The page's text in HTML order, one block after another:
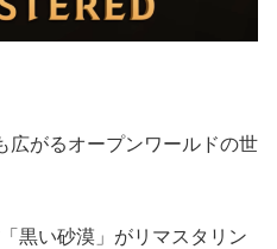
広がるオープンワールドの世
黒い砂漠」がリマスタリン